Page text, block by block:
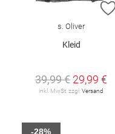
s. Oliver
Kleid
39,99 € 29,99 €
inkl. MwSt. zzgl.Versand
-28%